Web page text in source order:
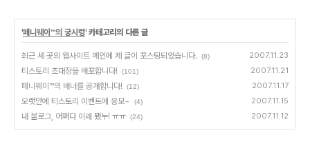
'페니웨이™의 궁시렁' 카테고리의 다른 글
최근 세 곳의 웹사이트 메인에 제 글이 포스팅되었습니다. (8) 2007.11.23
티스토리 초대장을 배포합니다! (101) 2007.11.21
페니웨이™의 배너를 공개합니다! (12) 2007.11.17
오랫만에 티스토리 이벤트에 응모~ (4) 2007.11.15
내 블로그, 어쩌다 이래 됐누! ㅠㅠ (24) 2007.11.12